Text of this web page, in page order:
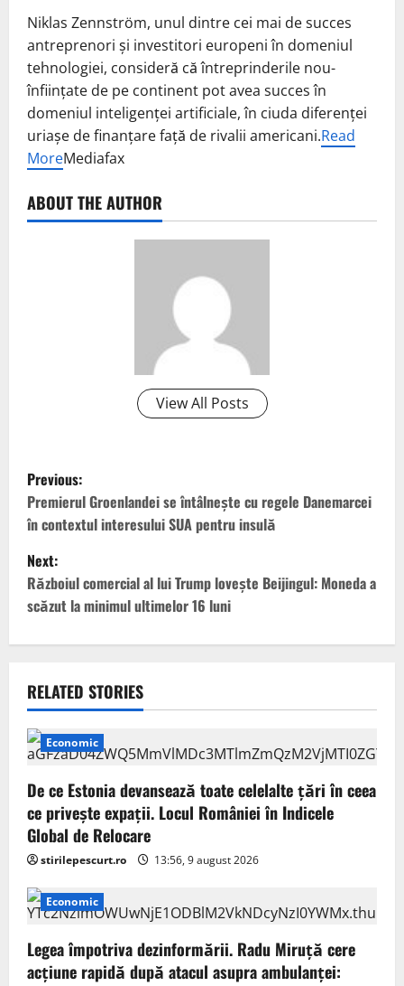
Niklas Zennström, unul dintre cei mai de succes
antreprenori şi investitori europeni în domeniul
tehnologiei, consideră că întreprinderile nou-
înfiinţate de pe continent pot avea succes în
domeniul inteligenţei artificiale, în ciuda diferenţei
uriaşe de finanţare faţă de rivalii americani.Read
MoreMediafax
ABOUT THE AUTHOR
View All Posts
P
o
s
t
n
v
i
g
a
t
i
o
n
Previous:
Premierul Groenlandei se întâlneşte cu regele Danemarcei
în contextul interesului SUA pentru insulă
Next:
Războiul comercial al lui Trump loveşte Beijingul: Moneda a
scăzut la minimul ultimelor 16 luni
RELATED STORIES
Economic
De ce Estonia devansează toate celelalte țări în ceea
ce privește expații. Locul României în Indicele
Global de Relocare
stirilepescurt.ro 13:56, 9 august 2026
Economic
Legea împotriva dezinformării. Radu Miruță cere
acțiune rapidă după atacul asupra ambulanței: